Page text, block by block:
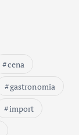
cena
gastronomia
import